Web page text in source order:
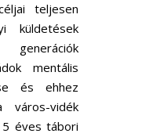
teljesen
küldetések
mentális
és ehhez
város-vidék
éves tábori